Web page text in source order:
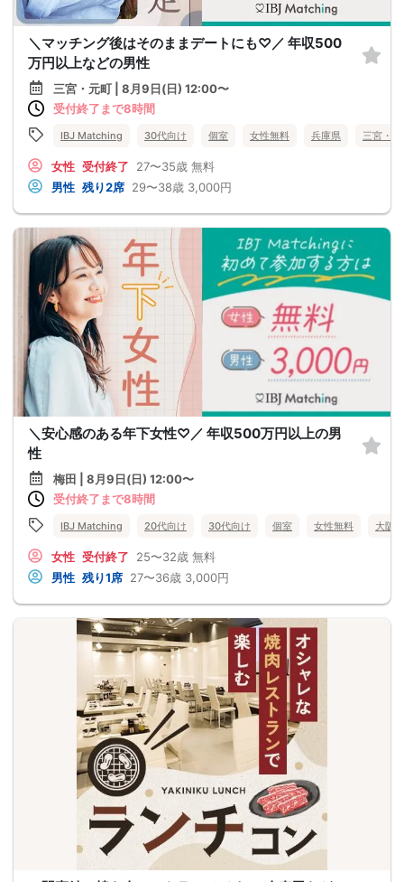
＼マッチング後はそのままデートにも♡／ 年収500
万円以上などの男性
三宮・元町 | 8月9日(日) 12:00〜
受付終了まで8時間
IBJ Matching 30代向け 個室 女性無料 兵庫県 三宮・
女性 受付終了 27〜35歳 無料
男性 残り2席 29〜38歳 3,000円
＼安心感のある年下女性♡／ 年収500万円以上の男
性
梅田 | 8月9日(日) 12:00〜
受付終了まで8時間
IBJ Matching 20代向け 30代向け 個室 女性無料 大阪府
女性 受付終了 25〜32歳 無料
男性 残り1席 27〜36歳 3,000円